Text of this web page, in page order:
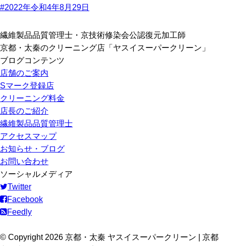
#2022年令和4年8月29日
繊維製品品質管理士・京技術修染会公認復元加工師
京都・太秦のクリーニング店「ヤスイスーパークリーン」
ブログコンテンツ
店舗のご案内
Sマーク登録店
クリーニング料金
店長のご紹介
繊維製品品質管理士
アクセスマップ
お知らせ・ブログ
お問い合わせ
ソーシャルメディア
Twitter
Facebook
Feedly
© Copyright 2026 京都・太秦 ヤスイスーパークリーン | 京都